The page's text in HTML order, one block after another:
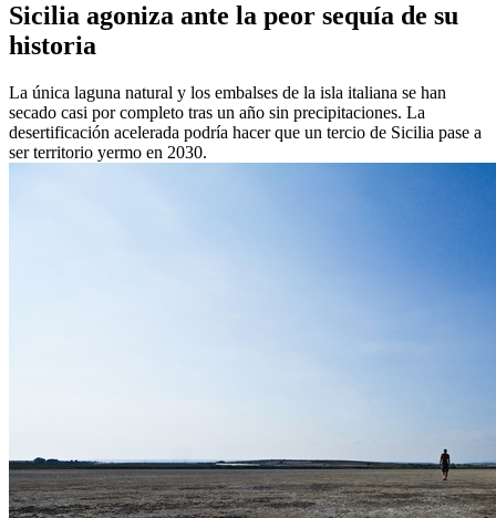
Sicilia agoniza ante la peor sequía de su
historia
La única laguna natural y los embalses de la isla italiana se han
secado casi por completo tras un año sin precipitaciones. La
desertificación acelerada podría hacer que un tercio de Sicilia pase a
ser territorio yermo en 2030.